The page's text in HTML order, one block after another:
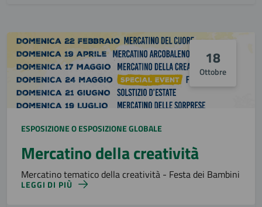
18
Ottobre
ESPOSIZIONE O ESPOSIZIONE GLOBALE
Mercatino della creatività
Mercatino tematico della creatività - Festa dei Bambini
LEGGI DI PIÙ